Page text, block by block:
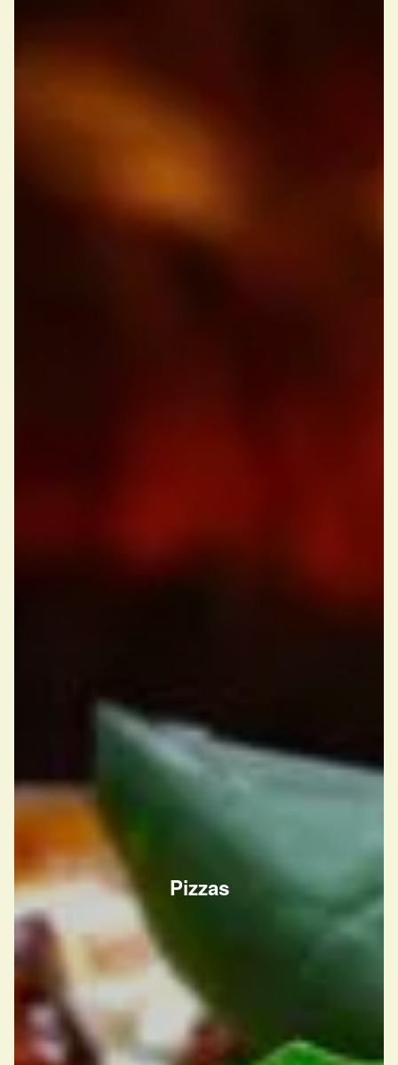
Pizzas